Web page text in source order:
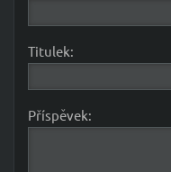
Titulek:
Příspěvek: